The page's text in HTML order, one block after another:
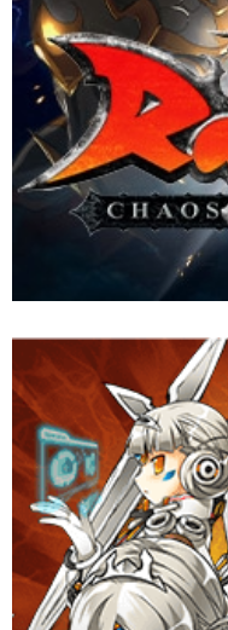
เกม Stylish Action
ยกย่อง